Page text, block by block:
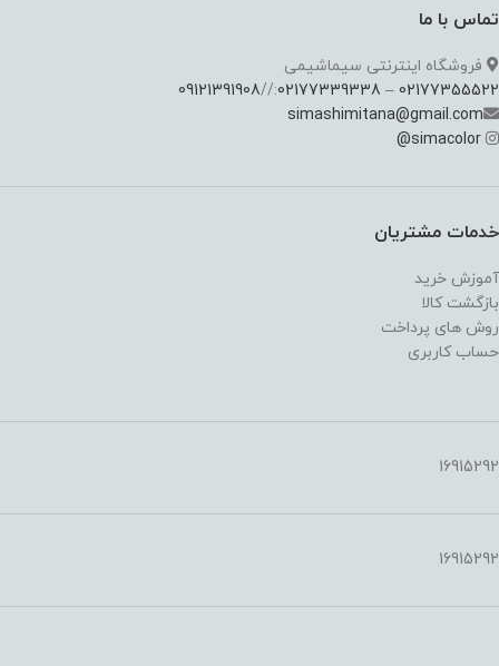
تماس با ما
فروشگاه اینترنتی سیماشیمی
02177355522
–
02177339338
://
09121391908
simashimitana@gmail.com
simacolor
@
خدمات مشتریان
آموزش خرید
بازگشت کالا
روش های پرداخت
حساب کاربری
16915292
16915292